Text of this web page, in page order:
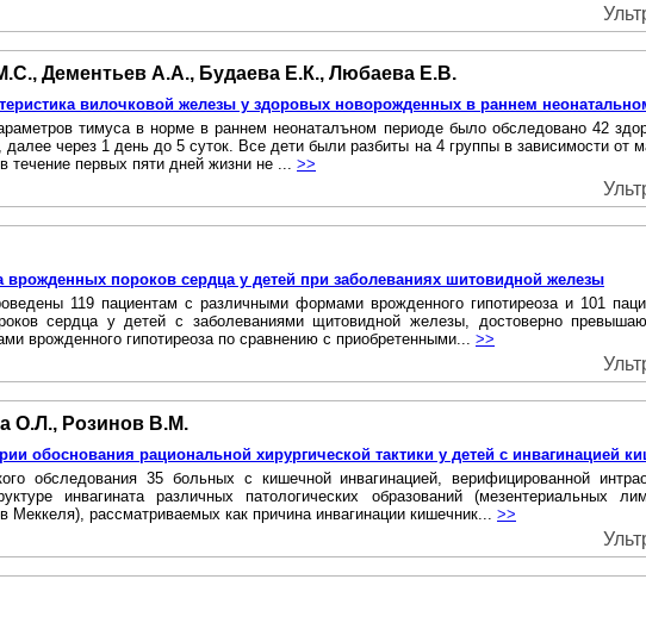
Дементьев А.А., Будаева Е.К., Любаева Е.В.
вилочковой железы у здоровых новорожденных в раннем
тимуса в норме в раннем неонаталъном периоде было обследовано 42
через 1 день до 5 суток. Все дети были разбиты на 4 группы в зависимости
течение первых пяти дней жизни не ... >>
врожденных пороков сердца у детей при заболеваниях шитовидной железы
119 пациентам с различными формами врожденного гипотиреоза и 101
сердца у детей с заболеваниями щитовидной железы, достоверно
врожденного гипотиреоза по сравнению с приобретенными... >>
О.Л., Розинов В.М.
обоснования рациональной хирургической тактики у детей с инвагинацией
обследования 35 больных с кишечной инвагинацией, верифицированной
инвагината различных патологических образований
Меккеля), рассматриваемых как причина инвагинации кишечник... >>